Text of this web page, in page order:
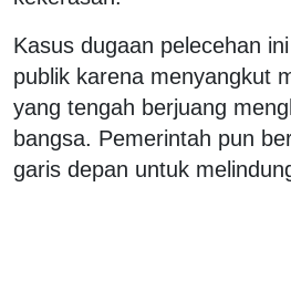
Kasus dugaan pelecehan
publik karena menyangkut
yang tengah berjuang
bangsa. Pemerintah pun
garis depan untuk